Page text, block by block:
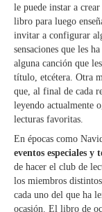
le puede instar a
libro para luego
invitar a configurar
sensaciones que les
alguna canción que
título, etcétera. Otra
que, al final de cada
leyendo actualmente
lecturas favoritas.
En épocas como
eventos especiales y
de hacer el club de
los miembros
cada uno del que ha
ocasión. El libro de